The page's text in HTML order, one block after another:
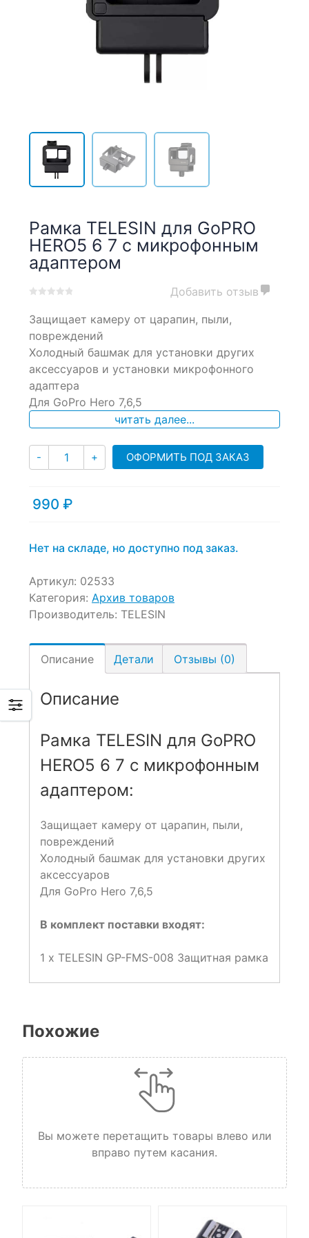
Рамка TELESIN для GoPRO
HERO5 6 7 с микрофонным
адаптером
out
based
on
customer
ratings
Добавить отзыв
Защищает камеру от царапин, пыли,
повреждений
Холодный башмак для установки других
аксессуаров и установки микрофонного
адаптера
Для GoPro Hero 7,6,5
читать далее...
- Количество
+ ОФОРМИТЬ ПОД ЗАКАЗ
990 ₽
Нет на складе, но доступно под заказ.
Артикул: 02533
Категория: Архив товаров
Производитель: TELESIN
Описание Детали Отзывы (0)
Описание
Рамка TELESIN для GoPRO
HERO5 6 7 с микрофонным
адаптером:
Защищает камеру от царапин, пыли,
повреждений
Холодный башмак для установки других
аксессуаров
Для GoPro Hero 7,6,5
В комплект поставки входят:
1 х TELESIN GP-FMS-008 Защитная рамка
Похожие
Вы можете перетащить товары влево или
вправо путем касания.